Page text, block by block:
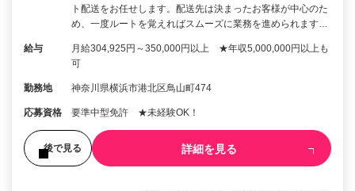
ト配送をお任せします。配送先は決まったお客様が中心のた
め、一度ルートを覚えればスムーズに業務を進められます…
給与
月給304,925円～350,000円以上 ★年収5,000,000円以上も
可
勤務地 神奈川県横浜市港北区鳥山町474
応募資格 要準中型免許 ★未経験OK！
後で見る 詳細を見る